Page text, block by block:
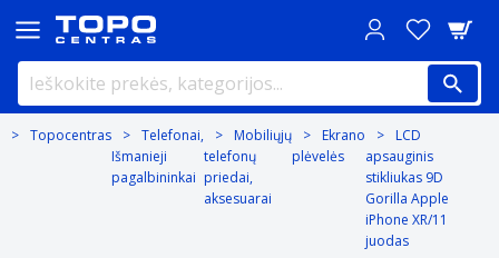
Topocentras
Telefonai,
Išmanieji
pagalbininkai
Mobiliųjų
telefonų
priedai,
aksesuarai
Ekrano
plėvelės
LCD
apsauginis
stikliukas 9D
Gorilla Apple
iPhone XR/11
juodas